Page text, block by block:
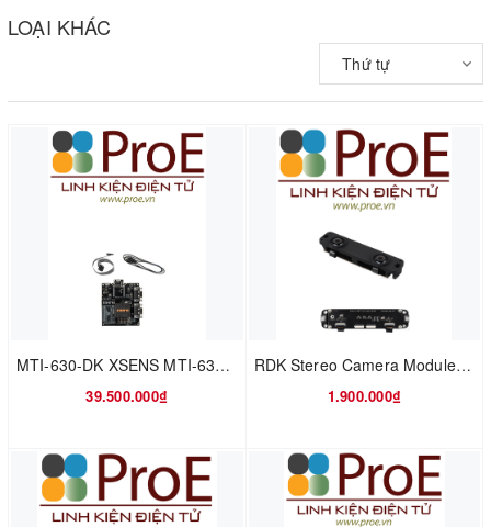
LOẠI KHÁC
Thứ tự
MTI-630-DK XSENS MTI-630 AHRS DEVELOPMENT K
39.500.000₫
RDK Stereo Camera Module GS130W
1.900.000₫